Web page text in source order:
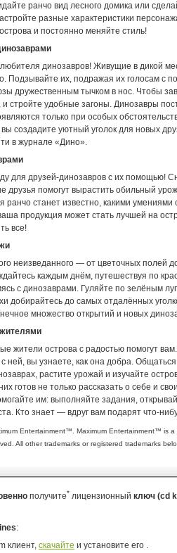
ранчо вид лесного домика или
разные характеристики
и постоянно меняйте стиль!
динозавров! Живущие в дикой
Подзывайте их, подражая их голосам с
дружественным тычком в нос. Чтобы
и стройте удобные загоны. Динозавры
только при особых
создадите уютный уголок для новых
в журнале «Дино».
для друзей-динозавров с их помощью!
друзья помогут вырастить обильный
станет известно, какими умениями
продукция может стать лучшей на
все!
неизведанного — от цветочных полей
каждым днём, путешествуя по
с динозаврами. Гуляйте по зелёным
добирайтесь до самых отдалённых
множество открытий и новых
жители острова с радостью помогут
ней, вы узнаете, как она добра.
растите урожай и изучайте
готов не только рассказать о себе и
им: выполняйте задания,
Кто знает — вдруг вам подарят что-
Entertainment™. Maximum Entertainment™ is a
All other trademarks or registered trademarks
получите* лицензионный ключ (cd
:
клиент, скачайте и установите его .